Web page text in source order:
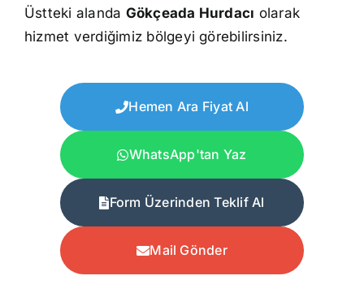
Üstteki alanda Gökçeada Hurdacı olarak
hizmet verdiğimiz bölgeyi görebilirsiniz.
Hemen Ara Fiyat Al
WhatsApp'tan Yaz
Form Üzerinden Teklif Al
Mail Gönder